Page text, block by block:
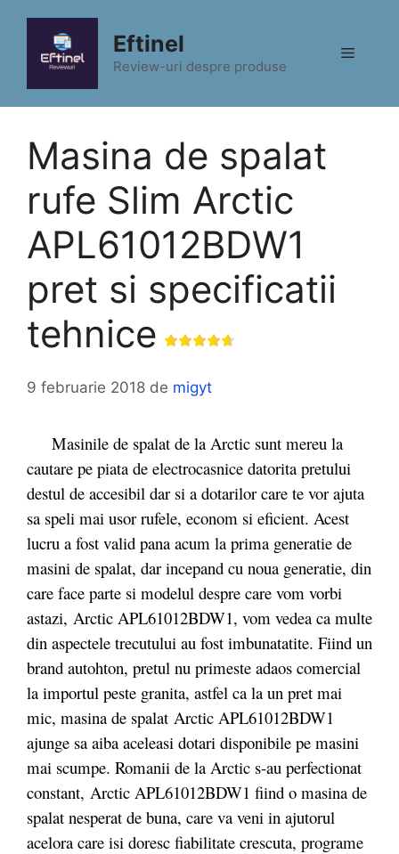
conținut
Eftinel
Review-uri despre produse
Meniu
Masina de spalat
rufe Slim Arctic
APL61012BDW1
pret si specificatii
tehnice
9 februarie 2018 de migyt
Masinile de spalat de la Arctic sunt mereu la
cautare pe piata de electrocasnice datorita pretului
destul de accesibil dar si a dotarilor care te vor ajuta
sa speli mai usor rufele, econom si eficient. Acest
lucru a fost valid pana acum la prima generatie de
masini de spalat, dar incepand cu noua generatie, din
care face parte si modelul despre care vom vorbi
astazi, Arctic APL61012BDW1, vom vedea ca multe
din aspectele trecutului au fost imbunatatite. Fiind un
brand autohton, pretul nu primeste adaos comercial
la importul peste granita, astfel ca la un pret mai
mic, masina de spalat Arctic APL61012BDW1
ajunge sa aiba aceleasi dotari disponibile pe masini
mai scumpe. Romanii de la Arctic s-au perfectionat
constant, Arctic APL61012BDW1 fiind o masina de
spalat nesperat de buna, care va veni in ajutorul
acelora care isi doresc fiabilitate crescuta, programe